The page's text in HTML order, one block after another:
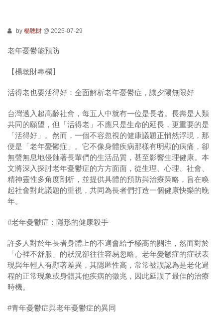
by 楊聰財 @ 2025-07-29
老年憂鬱能預防
【楊聰財專欄】
活得老也要活得好：全面解析老年憂鬱症，讓夕陽無限好
台灣邁入超高齡社會，每五人中就有一位是長者。長壽是人類
共同的願望，但「活得老」不應只是生命的延長，更重要的是
「活得好」。然而，一個不容忽視的健康議題正悄然浮現，那
便是「老年憂鬱症」。它不像身體疾病那樣有明顯的病痛，卻
無聲無息地侵蝕著長輩們的生活品質，甚至影響生理健康。本
文將深入探討老年憂鬱症的方方面面，從生理、心理、社會、
精神靈性多角度剖析，並提供具體的預防與治療策略，旨在喚
起社會對此議題的重視，共同為長者們打造一個健康快樂的晚
年。
#老年憂鬱症：隱形的健康殺手
許多人對於年長者身體上的不適會給予極高的關注，然而對於
「心裡不舒服」的狀況卻往往容易忽略。老年憂鬱症的症狀表
現與年輕人有顯著差異，其隱匿性高，常常被誤認為是老化過
程的正常現象或身體其他疾病的徵兆，因此延誤了最佳的治療
時機。
#青年憂鬱症與老年憂鬱症的異同